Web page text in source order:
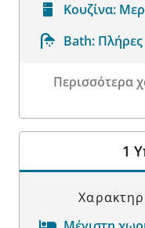
Κουζίνα:
Bath: Πλήρες
Περισσότερα
Λεπτομέρειες
1